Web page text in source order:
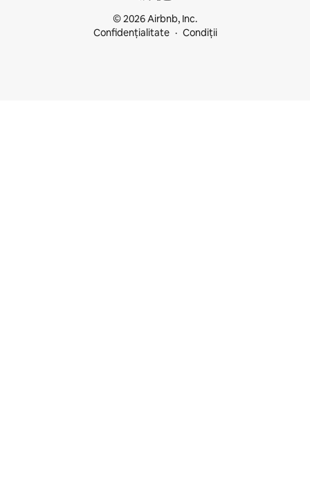
© 2026 Airbnb, Inc.
Confidențialitate
Condiții